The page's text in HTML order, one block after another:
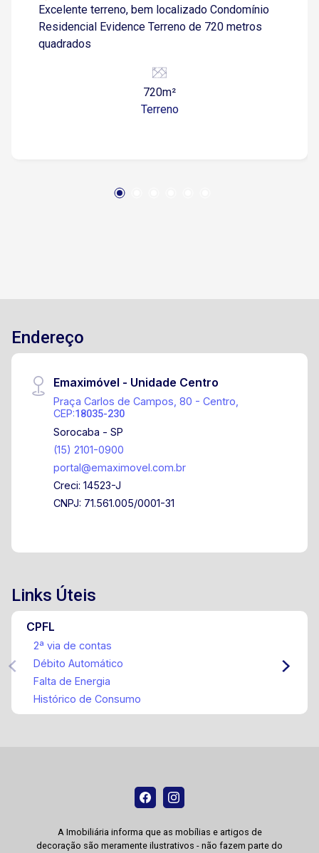
Excelente terreno, bem localizado Condomínio
Residencial Evidence Terreno de 720 metros
quadrados
720m²
Terreno
Endereço
Emaximóvel - Unidade Centro
Praça Carlos de Campos, 80 - Centro,
CEP:18035-230
Sorocaba - SP
(15) 2101-0900
portal@emaximovel.com.br
Creci: 14523-J
CNPJ: 71.561.005/0001-31
Links Úteis
CPFL
2ª via de contas
Débito Automático
Falta de Energia
Histórico de Consumo
A Imobiliária informa que as mobílias e artigos de
decoração são meramente ilustrativos - não fazem parte do